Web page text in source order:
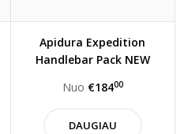
Apidura Expedition
Handlebar Pack NEW
Nuo €18400
DAUGIAU